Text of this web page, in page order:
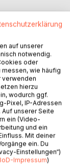
ethics
a map, your
each act of
listen,
for others to
work of
than seen, and
but in the
auf unserer
notwendig.
oder
wie häufig
verwenden
hierzu
wodurch ggf.
Pixel, IP-Adressen
unserer Seite
ein (Video-
und ein
Mit deiner
ein. Du
Einstellungen“)
Impressum)